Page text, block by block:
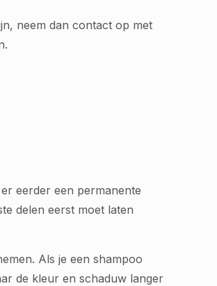
neem dan contact op met
eerder een permanente
delen eerst moet laten
Als je een shampoo
de kleur en schaduw langer